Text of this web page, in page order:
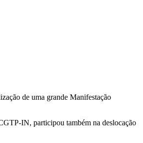
de uma grande Manifestação
IN, participou também na deslocação